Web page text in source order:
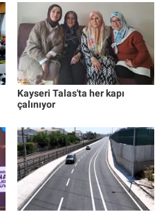
Kayseri Talas'ta her kapı
çalınıyor